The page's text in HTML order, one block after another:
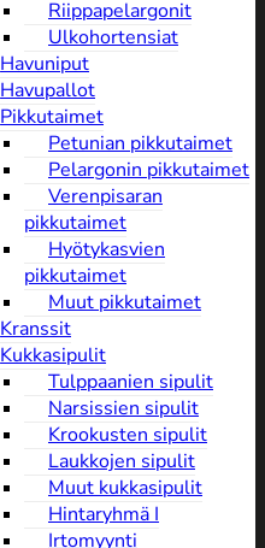
Riippapelargonit
Ulkohortensiat
Havuniput
Havupallot
Pikkutaimet
Petunian pikkutaimet
Pelargonin pikkutaimet
Verenpisaran
pikkutaimet
Hyötykasvien
pikkutaimet
Muut pikkutaimet
Kranssit
Kukkasipulit
Tulppaanien sipulit
Narsissien sipulit
Krookusten sipulit
Laukkojen sipulit
Muut kukkasipulit
Hintaryhmä I
Irtomyynti